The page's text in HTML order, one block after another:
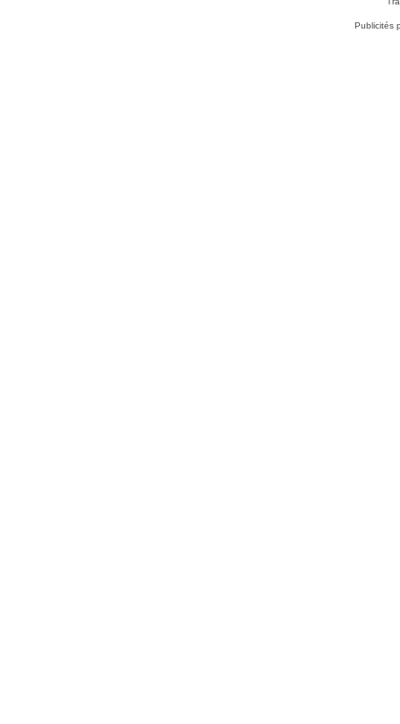
Publicités